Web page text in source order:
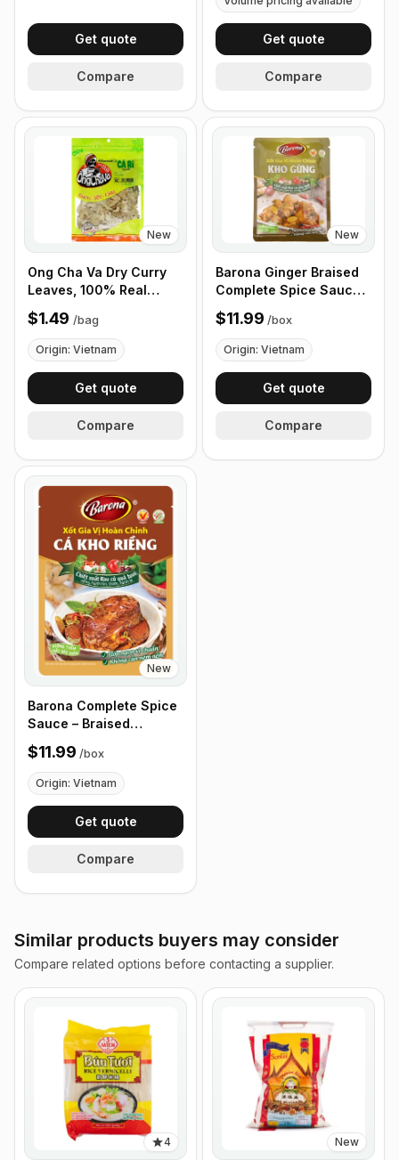
Get quote
Compare
Get quote
Compare
New
Ong Cha Va Dry Curry
Leaves, 100% Real
Curry Leaves 40g
$1.49 /bag
Origin: Vietnam
Get quote
Compare
New
Barona Ginger Braised
Complete Spice Sauce,
80g - Box of 24 Packets
$11.99 /box
Origin: Vietnam
Get quote
Compare
New
Barona Complete Spice
Sauce – Braised
Galangal 80g - Box of
24 Packets
$11.99 /box
Origin: Vietnam
Get quote
Compare
Similar products buyers may consider
Compare related options before contacting a supplier.
4 New